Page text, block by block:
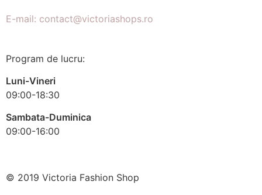
E-mail: contact@victoriashops.ro
Program de lucru:
Luni-Vineri
09:00-18:30
Sambata-Duminica
09:00-16:00
© 2019 Victoria Fashion Shop